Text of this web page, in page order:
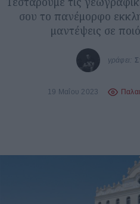
σου το πανέμορφο
μαντέψεις σε
γράφει:
19 Μαΐου 2023